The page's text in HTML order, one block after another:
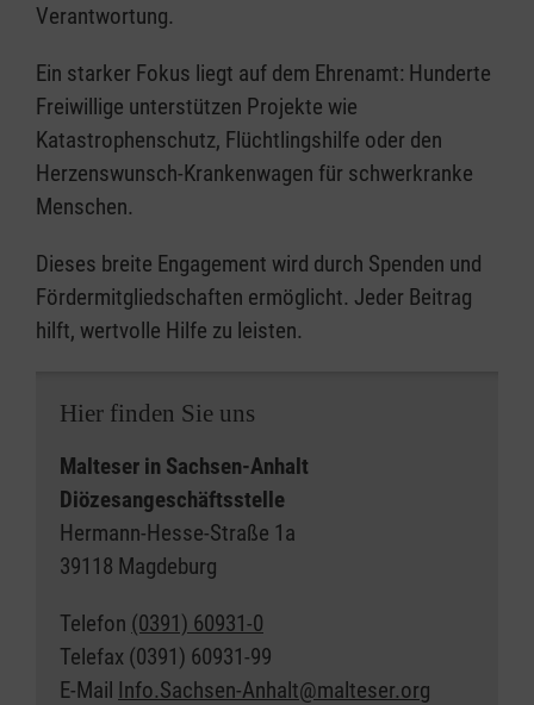
Verantwortung.
Ein starker Fokus liegt auf dem Ehrenamt: Hunderte
Freiwillige unterstützen Projekte wie
Katastrophenschutz, Flüchtlingshilfe oder den
Herzenswunsch-Krankenwagen für schwerkranke
Menschen.
Dieses breite Engagement wird durch Spenden und
Fördermitgliedschaften ermöglicht. Jeder Beitrag
hilft, wertvolle Hilfe zu leisten.
Hier finden Sie uns
Malteser in Sachsen-Anhalt
Diözesangeschäftsstelle
Hermann-Hesse-Straße 1a
39118 Magdeburg
Telefon (0391) 60931-0
Telefax (0391) 60931-99
E-Mail Info.Sachsen-Anhalt@malteser.org